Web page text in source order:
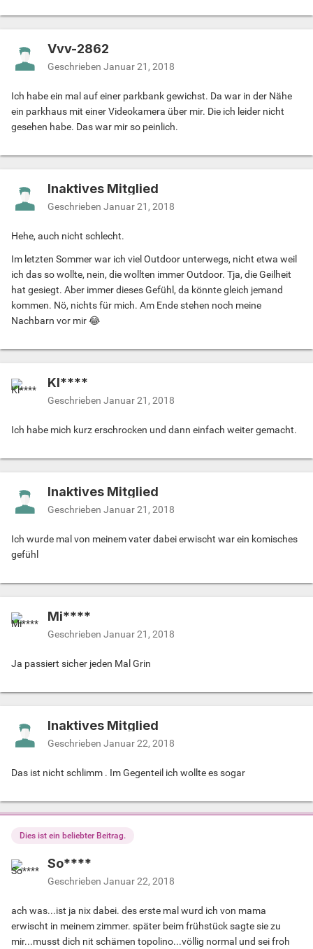
Vvv-2862
Geschrieben Januar 21, 2018
Ich habe ein mal auf einer parkbank gewichst. Da war in der Nähe
ein parkhaus mit einer Videokamera über mir. Die ich leider nicht
gesehen habe. Das war mir so peinlich.
Inaktives Mitglied
Geschrieben Januar 21, 2018
Hehe, auch nicht schlecht.
Im letzten Sommer war ich viel Outdoor unterwegs, nicht etwa weil
ich das so wollte, nein, die wollten immer Outdoor. Tja, die Geilheit
hat gesiegt. Aber immer dieses Gefühl, da könnte gleich jemand
kommen. Nö, nichts für mich. Am Ende stehen noch meine
Nachbarn vor mir 😂
Kl****
Geschrieben Januar 21, 2018
Ich habe mich kurz erschrocken und dann einfach weiter gemacht.
Inaktives Mitglied
Geschrieben Januar 21, 2018
Ich wurde mal von meinem vater dabei erwischt war ein komisches
gefühl
Mi****
Geschrieben Januar 21, 2018
Ja passiert sicher jeden Mal Grin
Inaktives Mitglied
Geschrieben Januar 22, 2018
Das ist nicht schlimm . Im Gegenteil ich wollte es sogar
Dies ist ein beliebter Beitrag.
So****
Geschrieben Januar 22, 2018
ach was...ist ja nix dabei. des erste mal wurd ich von mama
erwischt in meinem zimmer. später beim frühstück sagte sie zu
mir...musst dich nit schämen topolino...völlig normal und sei froh